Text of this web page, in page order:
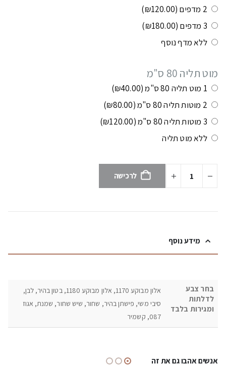
(₪120.00)
(₪180.00)
ללא מדף נוסף
מוט תליה 80 ס"מ
(₪40.00)
(₪80.00)
(₪120.00)
ללא מוט תליה
לרכישה
מידע נוסף
בחר צבע
לדלתות
ומגירות בלבד
אלון מבוקע 1170, אלון מבוקע 1180, בטון בהיר, לבן,
סיבי משי, פישתן בהיר, שחור, שיש שחור, שמנת, אגוז
087, קשמיר
אנשים אהבו גם את זה